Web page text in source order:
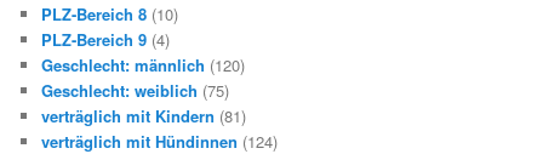
PLZ-Bereich 8 (10)
PLZ-Bereich 9 (4)
Geschlecht: männlich (120)
Geschlecht: weiblich (75)
verträglich mit Kindern (81)
verträglich mit Hündinnen (124)